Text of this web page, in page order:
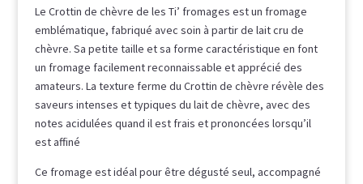
Le Crottin de chèvre de les Ti’ fromages est un fromage
emblématique, fabriqué avec soin à partir de lait cru de
chèvre. Sa petite taille et sa forme caractéristique en font
un fromage facilement reconnaissable et apprécié des
amateurs. La texture ferme du Crottin de chèvre révèle des
saveurs intenses et typiques du lait de chèvre, avec des
notes acidulées quand il est frais et prononcées lorsqu’il
est affiné
Ce fromage est idéal pour être dégusté seul, accompagné